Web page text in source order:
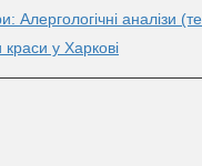
Алергологічні аналізи
краси у Харкові